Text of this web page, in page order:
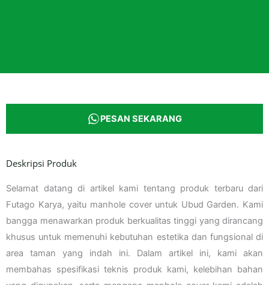
PESAN SEKARANG
Deskripsi Produk
Selamat datang di artikel kami tentang produk terbaru dari
Futago Karya, yaitu manhole cover untuk Ubud Garden. Kami
bangga menawarkan produk berkualitas tinggi yang dirancang
khusus untuk memenuhi kebutuhan estetika dan fungsional di
area taman yang indah ini. Dalam artikel ini, kami akan
membahas spesifikasi teknis produk kami, kelebihan bahan